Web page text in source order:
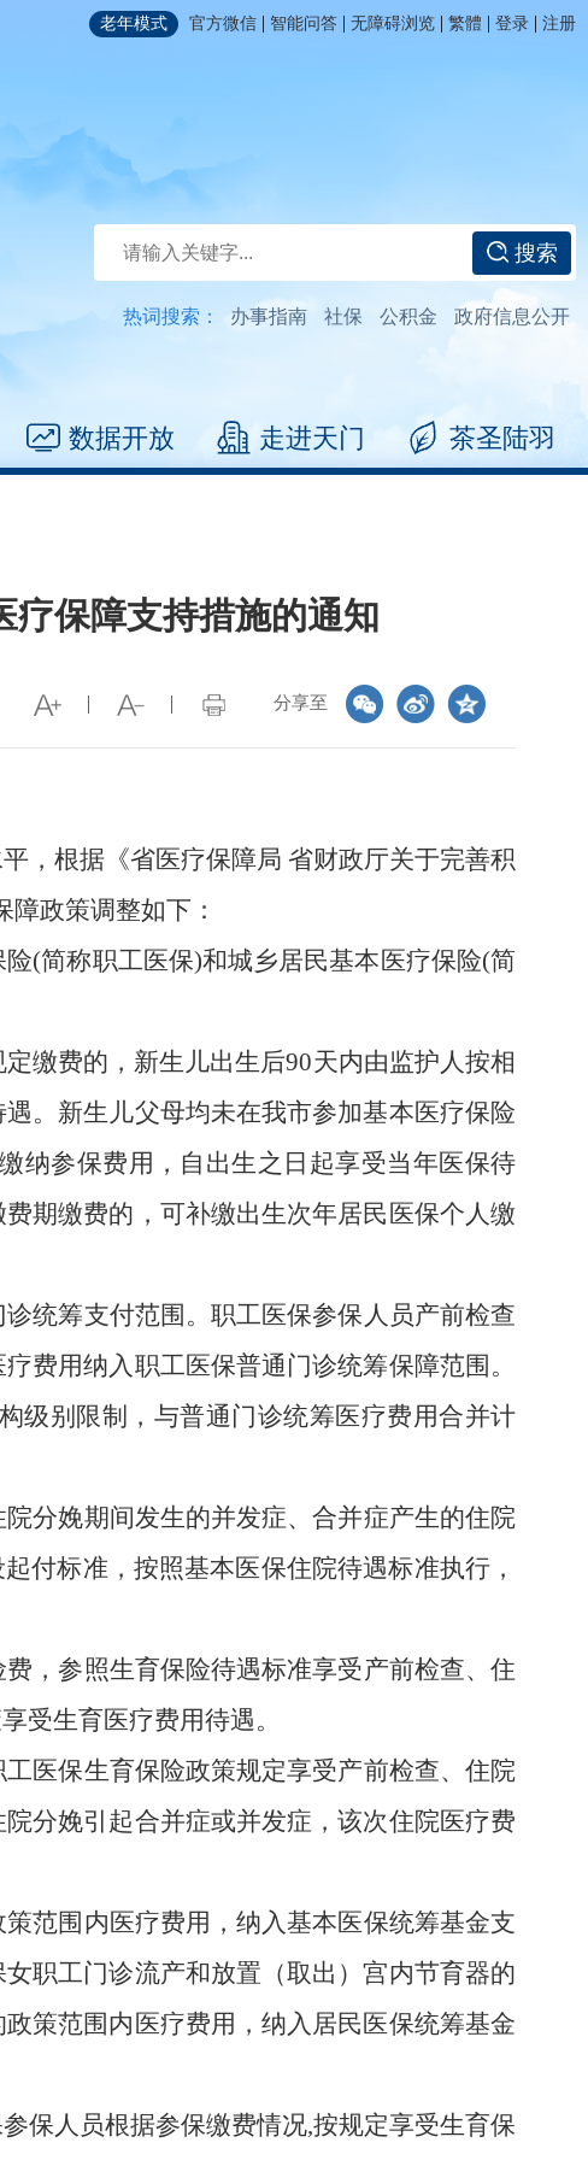
老年模式 官方微信 | 智能问答 | 无障碍浏览 | 繁體 | 登录 | 注册
搜索
热词搜索： 办事指南 社保 公积金 政府信息公开
数据开放 走进天门 茶圣陆羽
疗保障支持措施的通知
分享至
，根据《省医疗保障局 省财政厅关于完善积
障政策调整如下：
险(简称职工医保)和城乡居民基本医疗保险(简
缴费的，新生儿出生后90天内由监护人按相
。新生儿父母均未在我市参加基本医疗保险
纳参保费用，自出生之日起享受当年医保待
期缴费的，可补缴出生次年居民医保个人缴
统筹支付范围。职工医保参保人员产前检查
费用纳入职工医保普通门诊统筹保障范围。
级别限制， 与普通门诊统筹医疗费用合并计
分娩期间发生的并发症、合并症产生的住院
付标准，按照基本医保住院待遇标准执行，
，参照生育保险待遇标准享受产前检查、住
受生育医疗费用待遇。
医保生育保险政策规定享受产前检查、住院
分娩引起合并症或并发症，该次住院医疗费
范围内医疗费用，纳入基本医保统筹基金支
职工门诊流产和放置（取出）宫内节育器的
策范围内 医疗费用，纳入居民医保统筹基金
保人员根据参保缴费情况,按规定享受生育保